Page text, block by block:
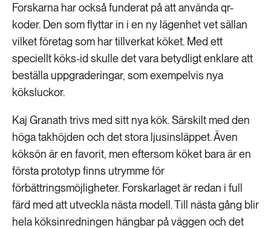
Forskarna har också funderat på att använda qr-
koder. Den som flyttar in i en ny lägenhet vet sällan
vilket företag som har tillverkat köket. Med ett
speciellt köks-id skulle det vara betydligt enklare att
beställa uppgraderingar, som exempelvis nya
köksluckor.
Kaj Granath trivs med sitt nya kök. Särskilt med den
höga takhöjden och det stora ljusinsläppet. Även
köksön är en favorit, men eftersom köket bara är en
första prototyp finns utrymme för
förbättringsmöjligheter. Forskarlaget är redan i full
färd med att utveckla nästa modell. Till nästa gång blir
hela köksinredningen hängbar på väggen och det